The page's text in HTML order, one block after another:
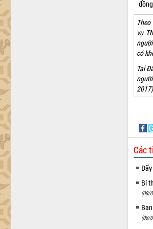
vụ
có
Tại
Các
Bí
(08/
(08/